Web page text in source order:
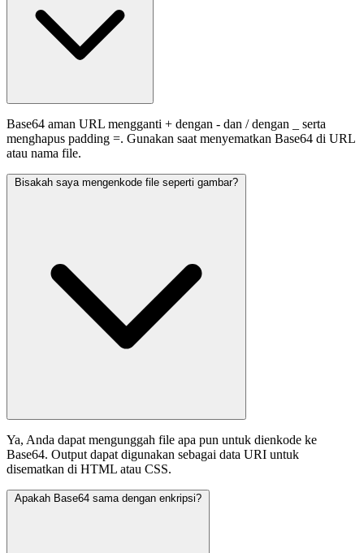
Base64 aman URL mengganti + dengan - dan / dengan _ serta
menghapus padding =. Gunakan saat menyematkan Base64 di URL
atau nama file.
Bisakah saya mengenkode file seperti gambar?
Ya, Anda dapat mengunggah file apa pun untuk dienkode ke
Base64. Output dapat digunakan sebagai data URI untuk
disematkan di HTML atau CSS.
Apakah Base64 sama dengan enkripsi?